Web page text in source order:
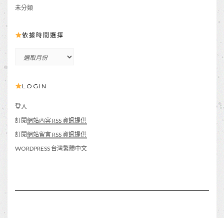
未分類
依據時間選擇
間
擇
LOGIN
登入
訂閱網站內容 RSS 資訊提供
訂閱網站留言 RSS 資訊提供
WORDPRESS 台灣繁體中文